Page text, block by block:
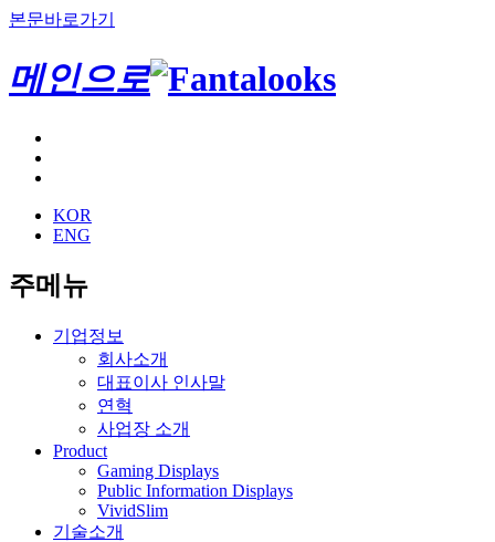
본문바로가기
메인으로
KOR
ENG
주메뉴
기업정보
회사소개
대표이사 인사말
연혁
사업장 소개
Product
Gaming Displays
Public Information Displays
VividSlim
기술소개